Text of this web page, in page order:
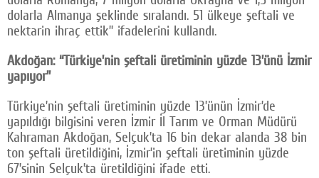
dolarla Almanya şeklinde sıralandı. 51 ülkeye şeftali ve
nektarin ihraç ettik” ifadelerini kullandı.
Akdoğan: “Türkiye’nin şeftali üretiminin yüzde 13’ünü İzmir
yapıyor”
Türkiye’nin şeftali üretiminin yüzde 13’ünün İzmir’de
yapıldığı bilgisini veren İzmir İl Tarım ve Orman Müdürü
Kahraman Akdoğan, Selçuk’ta 16 bin dekar alanda 38 bin
ton şeftali üretildiğini, İzmir’in şeftali üretiminin yüzde
67’sinin Selçuk’ta üretildiğini ifade etti.